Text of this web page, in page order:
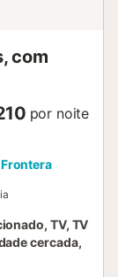
com
por noite
TV, TV
cercada,